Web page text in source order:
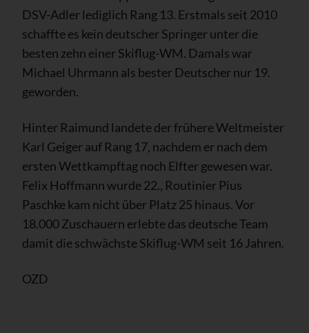
DSV-Adler lediglich Rang 13. Erstmals seit 2010
schaffte es kein deutscher Springer unter die
besten zehn einer Skiflug-WM. Damals war
Michael Uhrmann als bester Deutscher nur 19.
geworden.
Hinter Raimund landete der frühere Weltmeister
Karl Geiger auf Rang 17, nachdem er nach dem
ersten Wettkampftag noch Elfter gewesen war.
Felix Hoffmann wurde 22., Routinier Pius
Paschke kam nicht über Platz 25 hinaus. Vor
18.000 Zuschauern erlebte das deutsche Team
damit die schwächste Skiflug-WM seit 16 Jahren.
OZD